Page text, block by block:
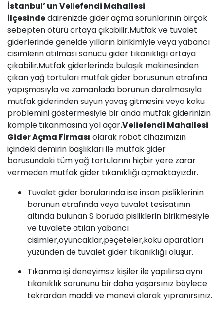
İstanbul’ unVeliefendi Mahallesi
ilçesindedairenizdegider açmasorunlarının birçok
sebepten ötürü ortaya çıkabilir.Mutfak ve tuvalet
giderlerinde genelde yılların birikimiyle veya yabancı
cisimlerin atılması sonucu gider tıkanıklığı ortaya
çıkabilir.Mutfak giderlerinde bulaşık makinesinden
çıkan yağ tortuları mutfak gider borusunun etrafına
yapışmasıyla ve zamanlada borunun daralmasıyla
mutfak giderinden suyun yavaş gitmesini veya koku
problemini göstermesiyle bir anda mutfak giderinizin
komple tıkanmasına yol açar.Veliefendi Mahallesi
Gider Açma Firması olarak robot cihazımızın
içindeki demirin başlıkları ile mutfak gider
borusundaki tüm yağ tortularını hiçbir yere zarar
vermeden mutfak gider tıkanıklığı açmaktayızdır.
Tuvalet gider borularında ise insan pisliklerinin
borunun etrafında veya tuvalet tesisatının
altında bulunan S boruda pisliklerin birikmesiyle
ve tuvalete atılan yabancı
cisimler,oyuncaklar,peçeteler,koku aparatları
yüzünden de tuvalet gider tıkanıklığı oluşur.
Tıkanmaişi deneyimsiz kişiler ile yapılırsa aynı
tıkanıklık sorununu bir daha yaşarsınız böylece
tekrardan maddi ve manevi olarak yıpranırsınız.